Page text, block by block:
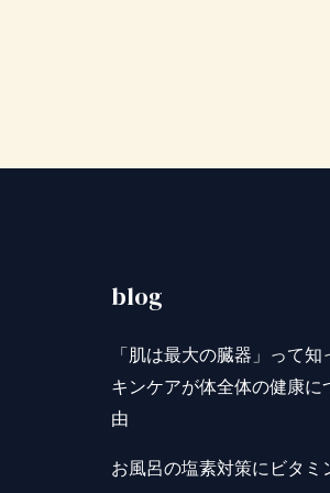
blog
「肌は最大の臓器」って知
キンケアが体全体の健康に
由
お風呂の塩素対策にビタミ